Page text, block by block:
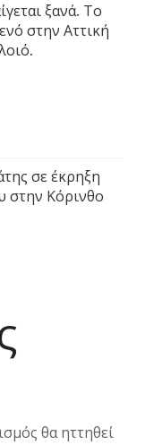
ξανά. Το
στην Αττική
σε έκρηξη
στην Κόρινθο
θα ηττηθεί